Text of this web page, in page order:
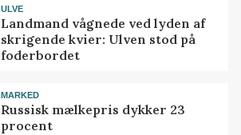
ULVE
Landmand vågnede ved lyden af
skrigende kvier: Ulven stod på
foderbordet
MARKED
Russisk mælkepris dykker 23
procent